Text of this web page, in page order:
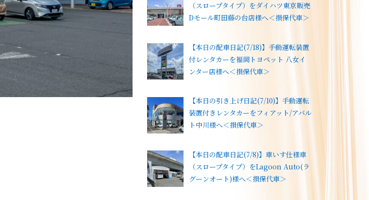
（スロープタイプ）をダイハツ東京販売
Dモール町田藤の台店様へ＜損保代車＞
【本日の配車日記(7/18)】手動運転装置
付レンタカーを福岡トヨペット 八女イ
ンター店様へ＜損保代車＞
【本日の引き上げ日記(7/10)】手動運転
装置付きレンタカーをフィアット/アバル
ト中川様へ＜損保代車＞
【本日の配車日記(7/8)】車いす仕様車
（スロープタイプ）をLagoon Auto(ラ
グーンオート)様へ＜損保代車＞